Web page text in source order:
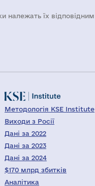
належать їх відповідним
Методологія KSE Institute
Виходи з Росії
Дані за 2022
Дані за 2023
Дані за 2024
$170 млрд збитків
Аналітика